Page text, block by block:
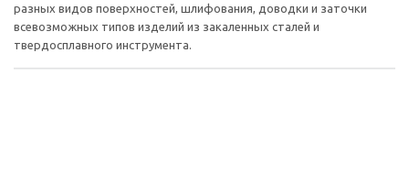
разных видов поверхностей, шлифования, доводки и заточки
всевозможных типов изделий из закаленных сталей и
твердосплавного инструмента.